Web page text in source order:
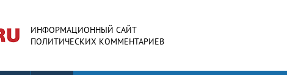
ИНФОРМАЦИОННЫЙ САЙТ
ПОЛИТИЧЕСКИХ КОММЕНТАРИЕВ